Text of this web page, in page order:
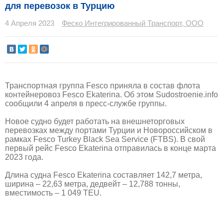
для перевозок в Турцию
4 Апреля 2023 Феско Интегрированный Транспорт, ООО
Транспортная группа Fesco приняла в состав флота
контейнеровоз Fesco Ekaterina. Об этом Sudostroenie.info
сообщили 4 апреля в пресс-службе группы.
Новое судно будет работать на внешнеторговых
перевозках между портами Турции и Новороссийском в
рамках Fesco Turkey Black Sea Service (FTBS). В свой
первый рейс Fesco Ekaterina отправилась в конце марта
2023 года.
Длина судна Fesco Ekaterina составляет 142,7 метра,
ширина – 22,63 метра, дедвейт – 12,788 тонны,
вместимость – 1 049 TEU.